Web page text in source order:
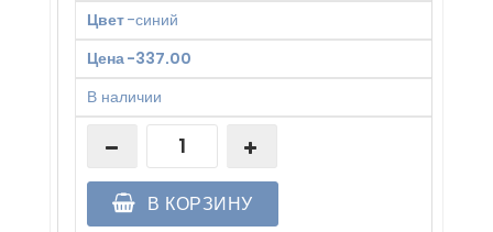
Цвет-синий
Цена-337.00
В наличии
В КОРЗИНУ